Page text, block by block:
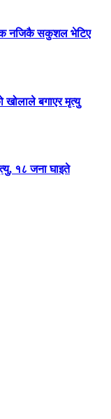
नजिकै सकुशल भेटिए
खोलाले बगाएर मृत्यु
१८ जना घाइते